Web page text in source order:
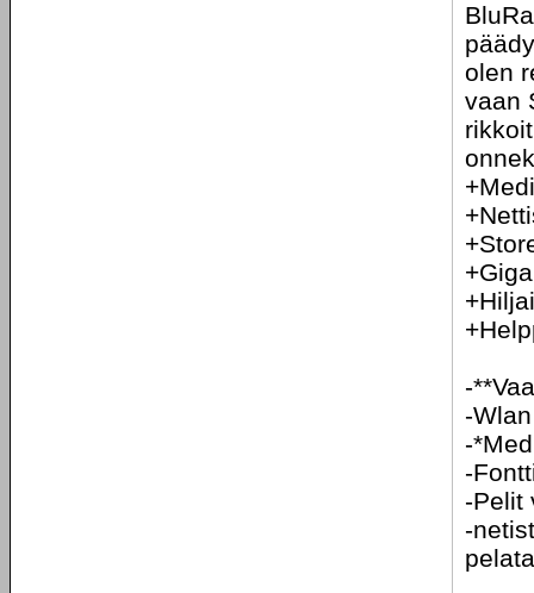
olen
vaan
-
-
-
-
-Pelit
-